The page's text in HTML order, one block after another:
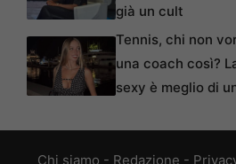
già un cult
Tennis, chi non
una coach così?
sexy è meglio di
Chi siamo - Redazione -